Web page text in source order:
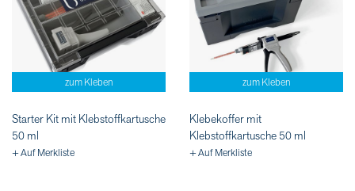
zum Kleben
Starter Kit mit Klebstoffkartusche
50 ml
+ Auf Merkliste
zum Kleben
Klebekoffer mit
Klebstoffkartusche 50 ml
+ Auf Merkliste